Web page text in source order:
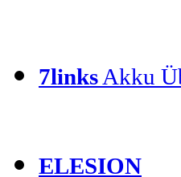
7links Akku
ELESION